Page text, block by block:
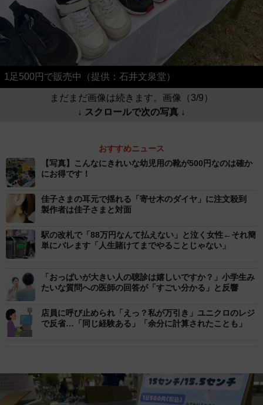
1足500円で販売中（提供：石井文泉堂）
まだまだ画像は続きます。画像（3/9）
↓ スクロールで次の写真 ↓
おすすめニュース
【写真】こんなにきれいな幼児用の靴が500円なのは確か
にお得です！
佳子さまの耳元で揺れる「寄せ木のダイヤ」に注文殺到
製作者は佳子さまと対面
駅の改札で「88万円なんて払えない」と泣く女性←それ簡
単にバレます「人生賭けてまでやることじゃない」
「おっぱいが大きい人の聴診は嬉しいですか？」小学生み
たいな質問への医師の回答が「すごい分かる」と反響
店員に呼び止められ「えっ？私が万引き」ユニクロのレジ
で反省…「同じ経験ある」「余分に計算されたことも」